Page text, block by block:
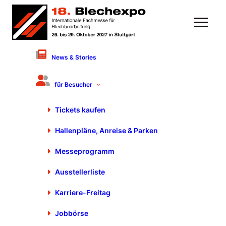
News & Stories
für Besucher
Tickets kaufen
Hallenpläne, Anreise & Parken
Messeprogramm
Ausstellerliste
Karriere-Freitag
Jobbörse
1. Veranstalter
P. E. Schall GmbH & Co. KG
Gustav-Werner-Str. 6
+49 (0) 7025 9206-0
+49 (0) 7025 9206-880
blechexpo@schall-messen.de
2. Ansprechpartner